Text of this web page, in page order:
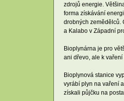
zdrojů energie.
forma získávání
drobných zemědělců.
a Kalabo v Západní
Bioplynárna je pro
ani dřevo, ale k
Bioplynová stanice
vyrábí plyn na vaření
získali půjčku na